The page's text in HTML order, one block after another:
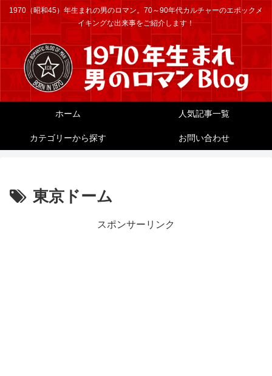
1970（昭和45）年生まれの男のロマン。70～90年代カルチャーのエポックメ
イキングな出来事をご紹介します！
ホーム 人気記事一覧
カテゴリーから探す お問い合わせ
東京ドーム
スポンサーリンク